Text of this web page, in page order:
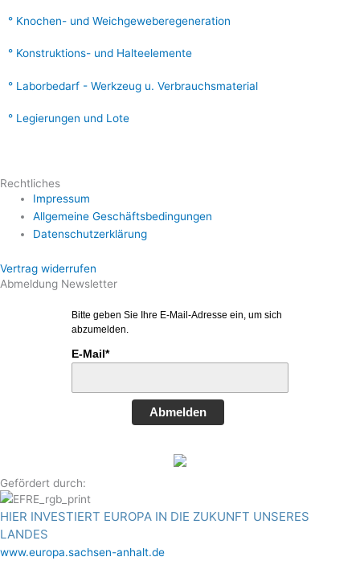
Knochen- und Weichgeweberegeneration
Konstruktions- und Halteelemente
Laborbedarf - Werkzeug u. Verbrauchsmaterial
Legierungen und Lote
Rechtliches
Impressum
Allgemeine Geschäftsbedingungen
Datenschutzerklärung
Vertrag widerrufen
Abmeldung Newsletter
Bitte geben Sie Ihre E-Mail-Adresse ein, um sich
abzumelden.
E-Mail*
Abmelden
Gefördert durch:
HIER INVESTIERT EUROPA IN DIE ZUKUNFT UNSERES
LANDES
www.europa.sachsen-anhalt.de